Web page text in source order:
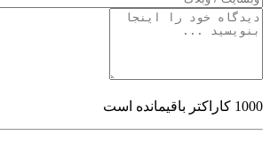
1000 کاراکتر باقیمانده است